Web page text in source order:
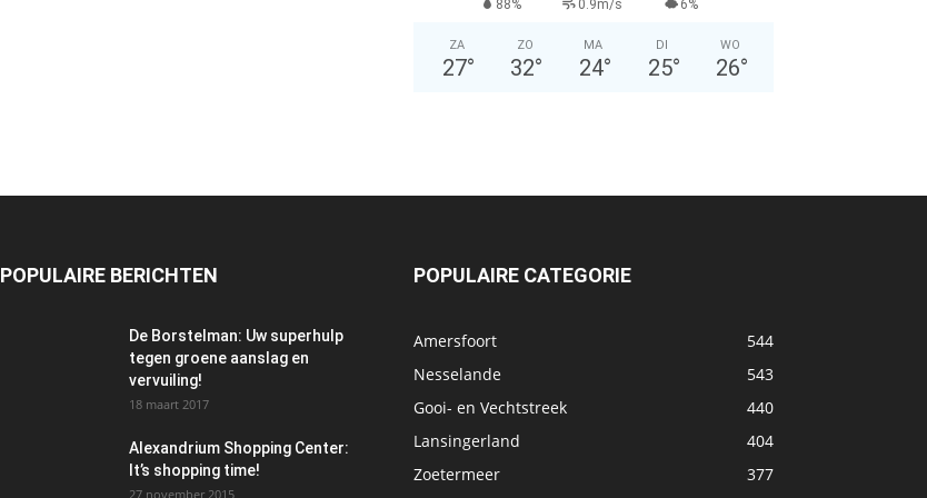
88% 0.9m/s 6%
ZA
27°
ZO
32°
MA
24°
DI
25°
WO
26°
POPULAIRE BERICHTEN
De Borstelman: Uw superhulp
tegen groene aanslag en
vervuiling!
18 maart 2017
Alexandrium Shopping Center:
It’s shopping time!
27 november 2015
POPULAIRE CATEGORIE
Amersfoort
544
Nesselande
543
Gooi- en Vechtstreek
440
Lansingerland
404
Zoetermeer
377